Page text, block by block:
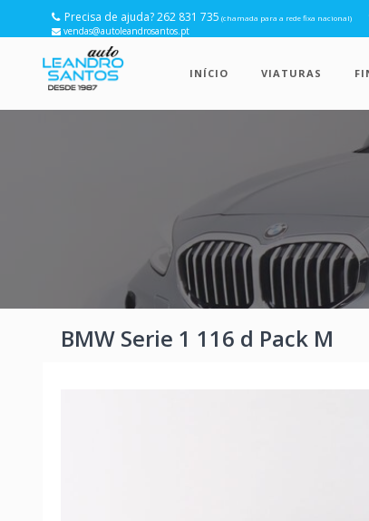
Precisa de ajuda? 262 831 735 (chamada para a rede fixa nacional)
vendas@autoleandrosantos.pt
INÍCIO VIATURAS
BMW Serie 1 116 d Pack M